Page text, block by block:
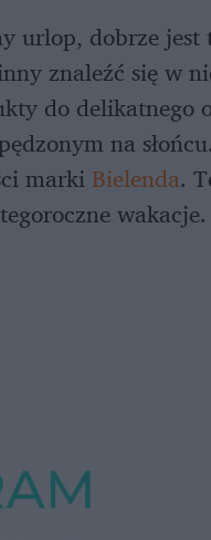
urlop, dobrze
znaleźć się w
do delikatnego
na
marki Bielenda.
wakacje.